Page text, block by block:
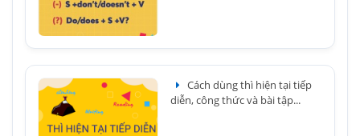
Cách dùng thì hiện tại tiếp
diễn, công thức và bài tập...